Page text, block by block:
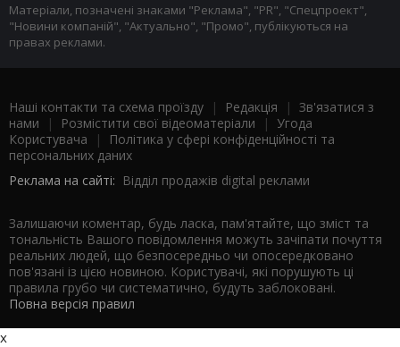
Матеріали, позначені знаками "Реклама", "PR", "Спецпроект",
"Новини компаній", "Актуально", "Промо", публікуються на
правах реклами.
Наші контакти та схема проїзду | Редакція | Зв'язатися з
нами | Розмістити свої відеоматеріали | Угода
Користувача |
Політика у сфері конфіденційності та
персональних даних
Реклама на сайті: Відділ продажів digital реклами
Залишаючи коментар, будь ласка, пам'ятайте, що зміст та
тональність Вашого повідомлення можуть зачіпати почуття
реальних людей, що безпосередньо чи опосередковано
пов'язані із цією новиною. Користувачі, які порушують ці
правила грубо чи систематично, будуть заблоковані.
Повна версія правил
x